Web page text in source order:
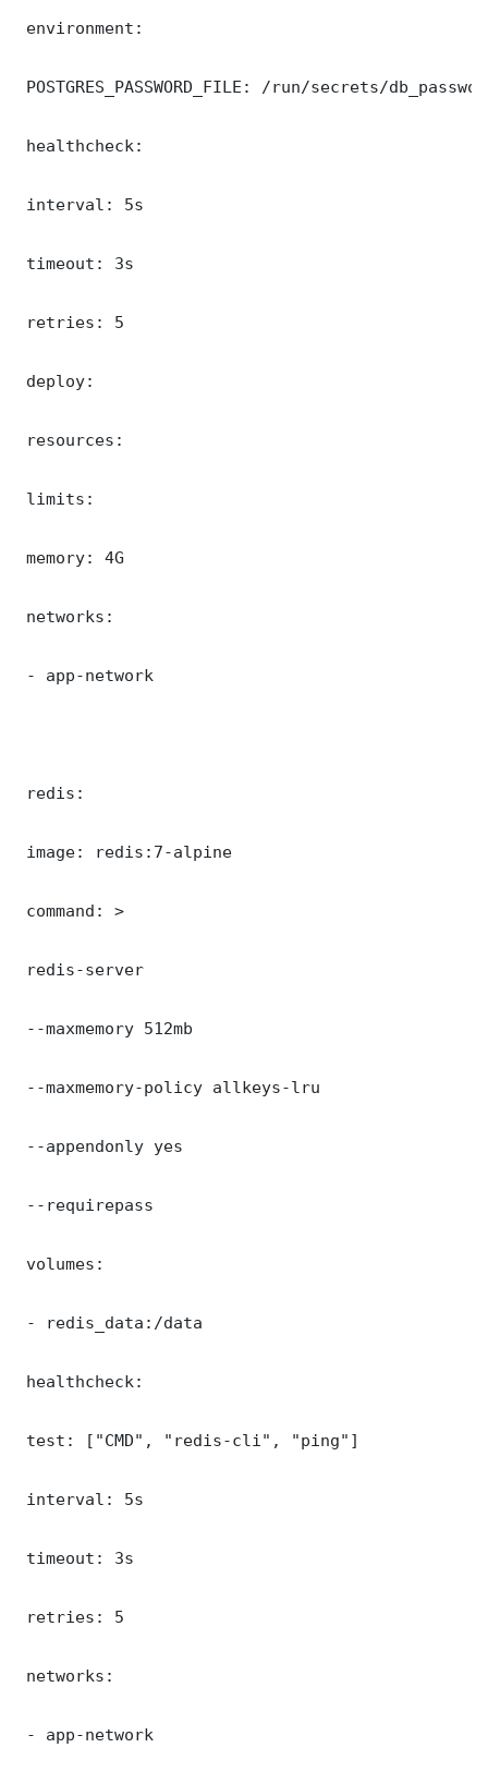
environment:
POSTGRES_PASSWORD_FILE: /run/secrets/
healthcheck:
interval: 5s
timeout: 3s
retries: 5
deploy:
resources:
limits:
memory: 4G
networks:
- app-network
redis:
image: redis:7-alpine
command: >
redis-server
--maxmemory 512mb
--maxmemory-policy allkeys-lru
--appendonly yes
--requirepass
volumes:
- redis_data:/data
healthcheck:
test: ["CMD", "redis-cli", "ping"]
interval: 5s
timeout: 3s
retries: 5
networks:
- app-network